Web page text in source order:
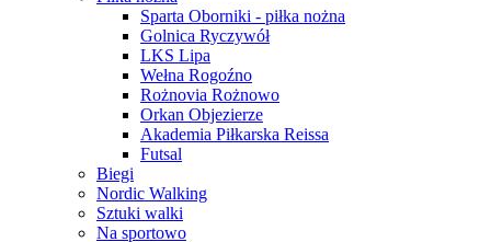
Sparta Oborniki - piłka nożna
Golnica Ryczywół
LKS Lipa
Wełna Rogoźno
Rożnovia Rożnowo
Orkan Objezierze
Akademia Piłkarska Reissa
Futsal
Biegi
Nordic Walking
Sztuki walki
Na sportowo